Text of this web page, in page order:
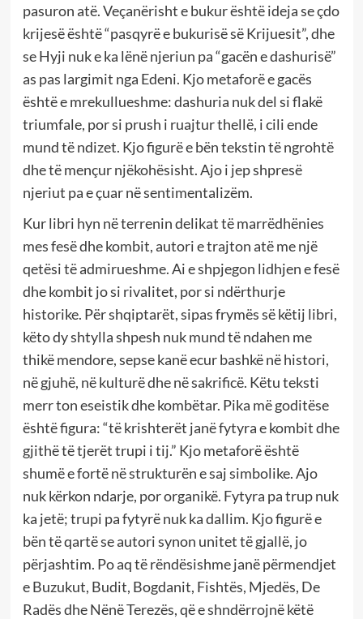
pasuron atë. Veçanërisht e bukur është ideja se çdo
krijesë është “pasqyrë e bukurisë së Krijuesit”, dhe
se Hyji nuk e ka lënë njeriun pa “gacën e dashurisë”
as pas largimit nga Edeni. Kjo metaforë e gacës
është e mrekullueshme: dashuria nuk del si flakë
triumfale, por si prush i ruajtur thellë, i cili ende
mund të ndizet. Kjo figurë e bën tekstin të ngrohtë
dhe të mençur njëkohësisht. Ajo i jep shpresë
njeriut pa e çuar në sentimentalizëm.
Kur libri hyn në terrenin delikat të marrëdhënies
mes fesë dhe kombit, autori e trajton atë me një
qetësi të admirueshme. Ai e shpjegon lidhjen e fesë
dhe kombit jo si rivalitet, por si ndërthurje
historike. Për shqiptarët, sipas frymës së këtij libri,
këto dy shtylla shpesh nuk mund të ndahen me
thikë mendore, sepse kanë ecur bashkë në histori,
në gjuhë, në kulturë dhe në sakrificë. Këtu teksti
merr ton eseistik dhe kombëtar. Pika më goditëse
është figura: “të krishterët janë fytyra e kombit dhe
gjithë të tjerët trupi i tij.” Kjo metaforë është
shumë e fortë në strukturën e saj simbolike. Ajo
nuk kërkon ndarje, por organikë. Fytyra pa trup nuk
ka jetë; trupi pa fytyrë nuk ka dallim. Kjo figurë e
bën të qartë se autori synon unitet të gjallë, jo
përjashtim. Po aq të rëndësishme janë përmendjet
e Buzukut, Budit, Bogdanit, Fishtës, Mjedës, De
Radës dhe Nënë Terezës, që e shndërrojnë këtë